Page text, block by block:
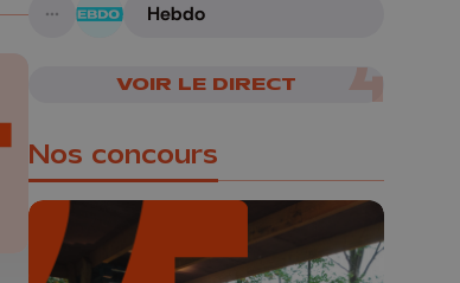
A suivre
Hebdo
VOIR LE DIRECT
Nos concours